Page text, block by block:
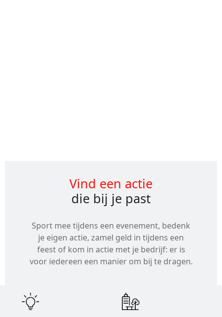
Vind een actie
die bij je past
Sport mee tijdens een evenement, bedenk
je eigen actie, zamel geld in tijdens een
feest of kom in actie met je bedrijf: er is
voor iedereen een manier om bij te dragen.